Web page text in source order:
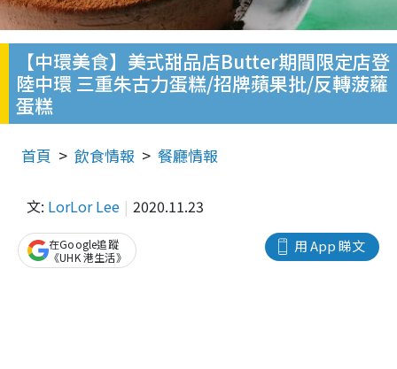
【中環美食】美式甜品店Butter期間限定店登
陸中環 三重朱古力蛋糕/招牌蘋果批/反轉菠蘿
蛋糕
首頁 飲食情報 餐廳情報
文: LorLor Lee 2020.11.23
用 App 睇文
在Google追蹤
《UHK 港生活》